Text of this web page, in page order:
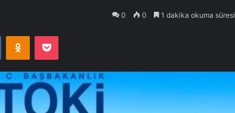
0 0 1 dakika okuma süresi
VKontakteOdnoklassniki
Pocket